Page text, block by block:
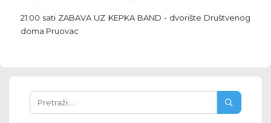
21:00 sati ZABAVA UZ KEPKA BAND - dvorište Društvenog
doma Pruovac